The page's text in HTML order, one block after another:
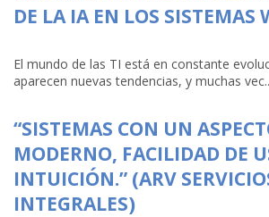
DE LA IA EN LOS SISTEMAS
El mundo de las TI está en constante
aparecen nuevas tendencias, y muchas
“SISTEMAS CON UN
MODERNO, FACILIDAD DE
INTUICIÓN.” (ARV
INTEGRALES)